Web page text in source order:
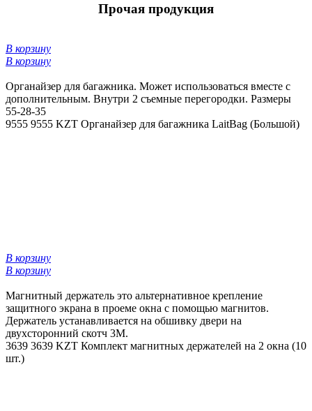
Прочая продукция
В корзину
В корзину
Органайзер для багажника. Может использоваться вместе с
дополнительным. Внутри 2 съемные перегородки. Размеры
55-28-35
9555 9555 KZT Органайзер для багажника LaitBag (Большой)
В корзину
В корзину
Магнитный держатель это альтернативное крепление
защитного экрана в проеме окна с помощью магнитов.
Держатель устанавливается на обшивку двери на
двухсторонний скотч 3М.
3639 3639 KZT Комплект магнитных держателей на 2 окна (10
шт.)